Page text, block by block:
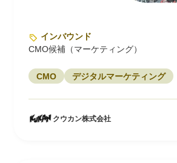
インバウンド
CMO候補（マーケティング）
CMO デジタルマーケティング
クウカン株式会社